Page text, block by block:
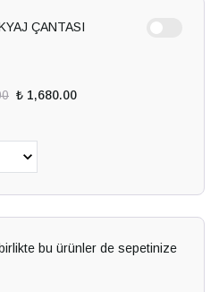
ÇANTASI
₺ 1,680.00
bu ürünler de sepetinize